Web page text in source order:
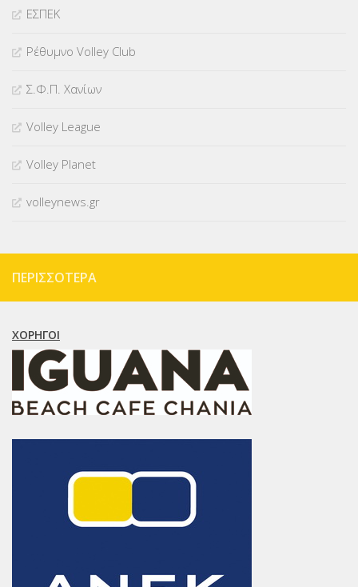
ΕΣΠΕΚ
Ρέθυμνο Volley Club
Σ.Φ.Π. Χανίων
Volley League
Volley Planet
volleynews.gr
ΠΕΡΙΣΣΌΤΕΡΑ
ΧΟΡΗΓΟΊ